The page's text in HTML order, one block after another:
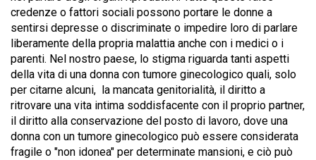
credenze o fattori sociali possono portare le donne a
sentirsi depresse o discriminate o impedire loro di parlare
liberamente della propria malattia anche con i medici o i
parenti. Nel nostro paese, lo stigma riguarda tanti aspetti
della vita di una donna con tumore ginecologico quali, solo
per citarne alcuni,
la mancata genitorialità, il diritto a
ritrovare una vita intima soddisfacente con il proprio partner,
il diritto alla conservazione del posto di lavoro, dove una
donna con un tumore ginecologico può essere considerata
fragile o "non idonea" per determinate mansioni, e ciò può